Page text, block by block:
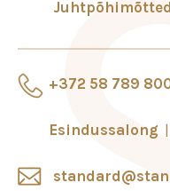
+372 58 789
Esindussalong
Juhtpõhimõtted